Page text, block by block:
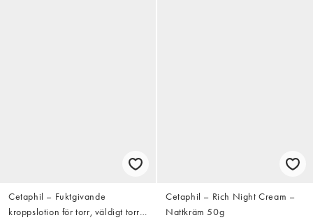
Cetaphil – Fuktgivande
kroppslotion för torr, väldigt torr
Cetaphil – Rich Night Cream –
Nattkräm 50g